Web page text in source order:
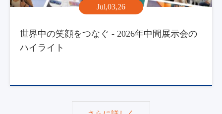
Jul,03,26
世界中の笑顔をつなぐ - 2026年中間展示会の
ハイライト